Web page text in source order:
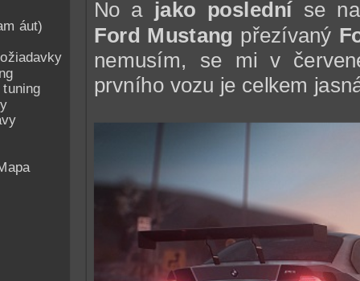
áut)
No a jako poslední se
Ford Mustang přezívaný
nemusím, se mi v
prvního vozu je celkem